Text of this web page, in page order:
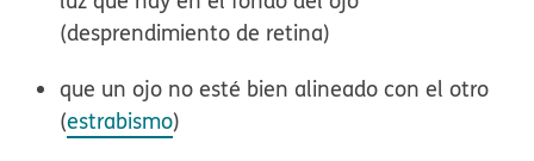
(desprendimiento de retina)
que un ojo no esté bien alineado con el otro
(estrabismo)